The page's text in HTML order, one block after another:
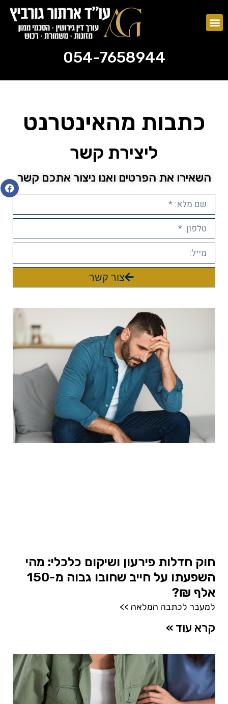
054-7658944
כתבות מהאינטרנט
ליצירת קשר
השאירו את הפרטים ואנו ניצור אתכם קשר
צור קשר
חוק חדלות פירעון ושיקום כלכלי: מהי
השפעתו על חייב שחובו גבוה מ-150
אלף ₪?
למעבר לכתבה המלאה >>
קרא עוד »